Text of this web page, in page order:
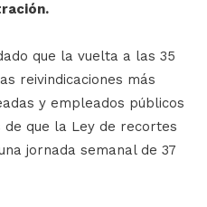
que la vuelta a las 35
reivindicaciones más
y empleados públicos
de que la Ley de recortes
jornada semanal de 37